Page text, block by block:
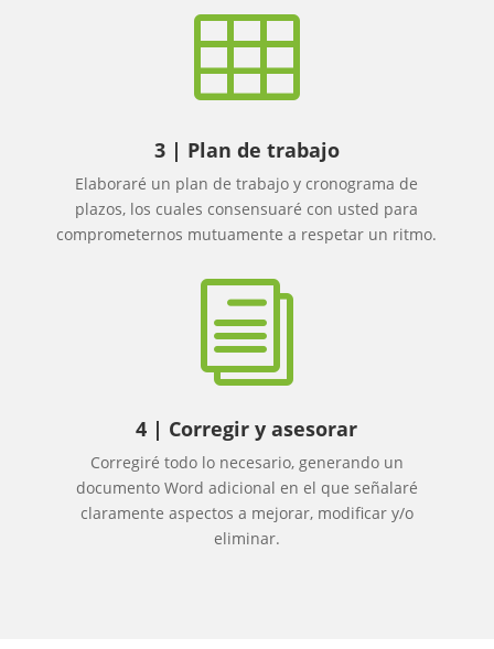

3 | Plan de trabajo
Elaboraré un plan de trabajo y cronograma de
plazos, los cuales consensuaré con usted para
comprometernos mutuamente a respetar un ritmo.
i
4 | Corregir y asesorar
Corregiré todo lo necesario, generando un
documento Word adicional en el que señalaré
claramente aspectos a mejorar, modificar y/o
eliminar.